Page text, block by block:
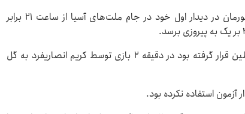
به گزارش «اطلاعات آنلاین»، تیم ملی کشورمان در دیدار اول خود در جام ملت‌های آسیا از ساعت ۲۱ برابر
تیم ملی که با ترکیبی تهاجمی برابر فلسطین قرار گرفته بود در دقیقه ۲ بازی توسط کریم انصاریفرد به گل
آزمون استفاده نکرده بود.